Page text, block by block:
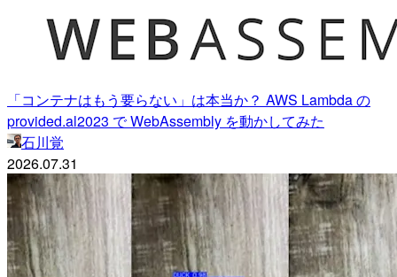
「コンテナはもう要らない」は本当か？ AWS Lambda の
provided.al2023 で WebAssembly を動かしてみた
石川覚
2026.07.31